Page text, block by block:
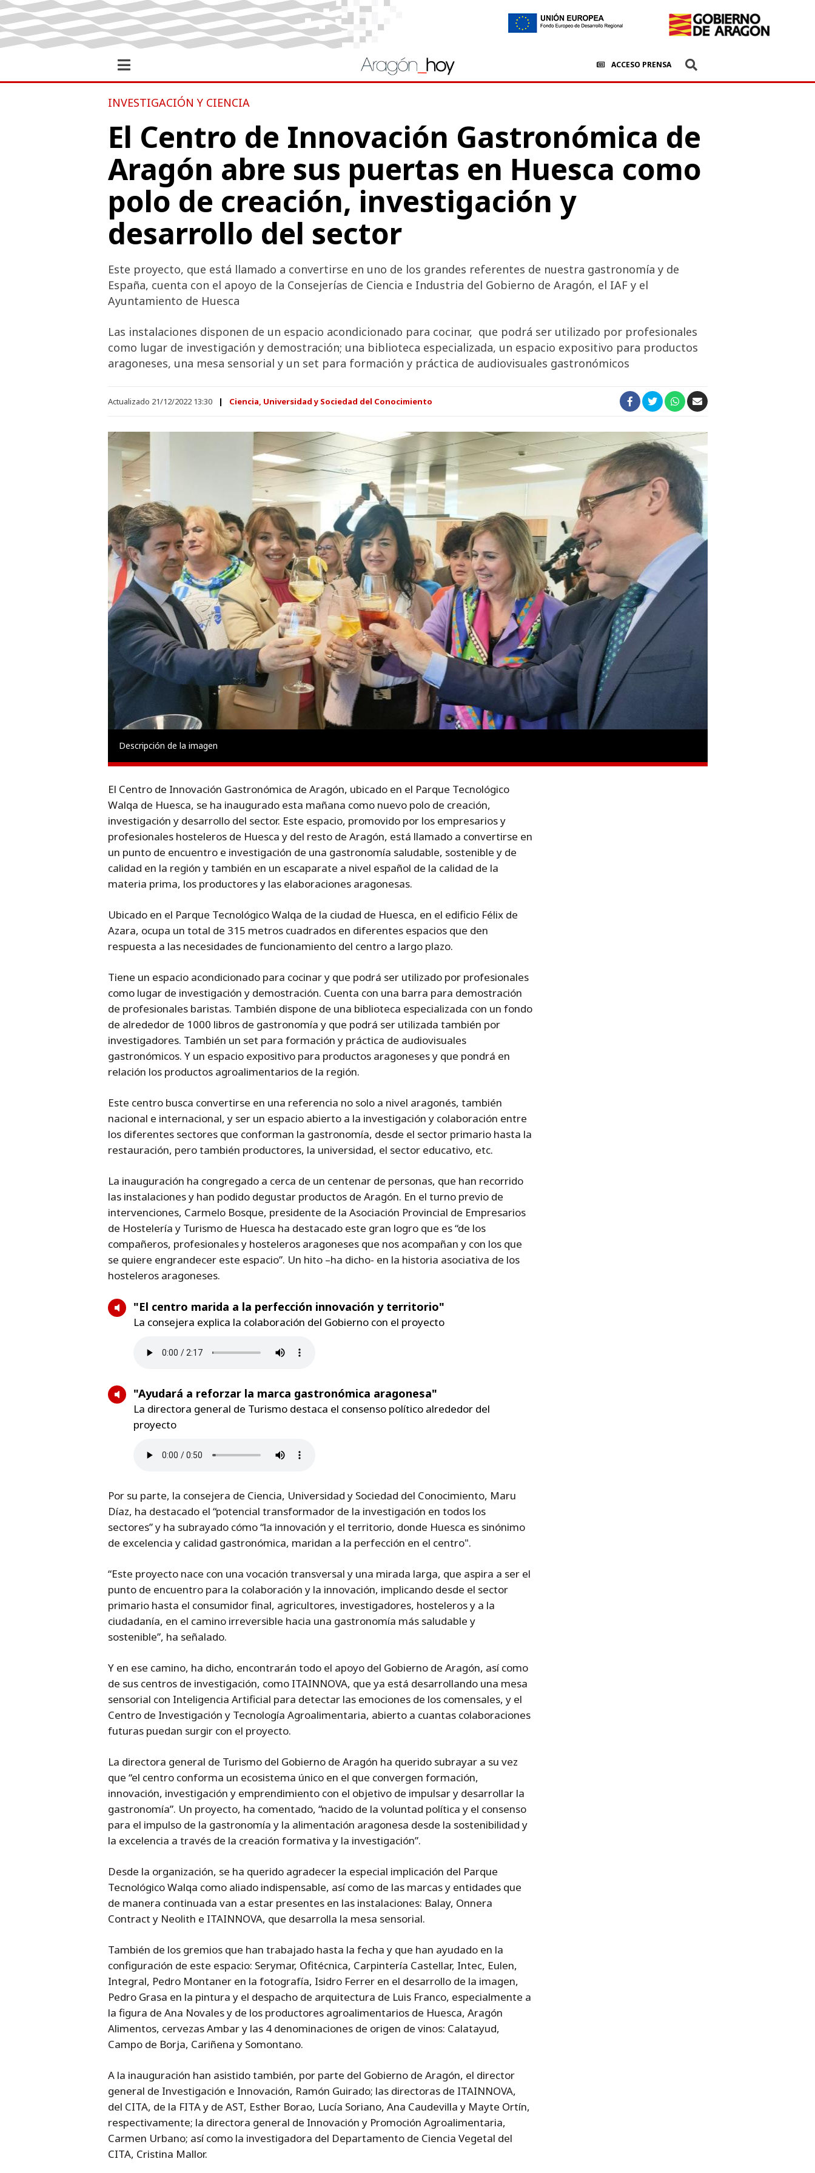
ACCESO PRENSA
INVESTIGACIÓN Y CIENCIA
El Centro de Innovación Gastronómica de
Aragón abre sus puertas en Huesca como
polo de creación, investigación y
desarrollo del sector
Este proyecto, que está llamado a convertirse en uno de los grandes referentes de nuestra gastronomía y de
España, cuenta con el apoyo de la Consejerías de Ciencia e Industria del Gobierno de Aragón, el IAF y el
Ayuntamiento de Huesca
Las instalaciones disponen de un espacio acondicionado para cocinar, que podrá ser utilizado por profesionales
como lugar de investigación y demostración; una biblioteca especializada, un espacio expositivo para productos
aragoneses, una mesa sensorial y un set para formación y práctica de audiovisuales gastronómicos
Actualizado 21/12/2022 13:30 Ciencia, Universidad y Sociedad del Conocimiento
Descripción de la imagen
El Centro de Innovación Gastronómica de Aragón, ubicado en el Parque Tecnológico
Walqa de Huesca, se ha inaugurado esta mañana como nuevo polo de creación,
investigación y desarrollo del sector. Este espacio, promovido por los empresarios y
profesionales hosteleros de Huesca y del resto de Aragón, está llamado a convertirse en
un punto de encuentro e investigación de una gastronomía saludable, sostenible y de
calidad en la región y también en un escaparate a nivel español de la calidad de la
materia prima, los productores y las elaboraciones aragonesas.
Ubicado en el Parque Tecnológico Walqa de la ciudad de Huesca, en el edificio Félix de
Azara, ocupa un total de 315 metros cuadrados en diferentes espacios que den
respuesta a las necesidades de funcionamiento del centro a largo plazo.
Tiene un espacio acondicionado para cocinar y que podrá ser utilizado por profesionales
como lugar de investigación y demostración. Cuenta con una barra para demostración
de profesionales baristas. También dispone de una biblioteca especializada con un fondo
de alrededor de 1000 libros de gastronomía y que podrá ser utilizada también por
investigadores. También un set para formación y práctica de audiovisuales
gastronómicos. Y un espacio expositivo para productos aragoneses y que pondrá en
relación los productos agroalimentarios de la región.
Este centro busca convertirse en una referencia no solo a nivel aragonés, también
nacional e internacional, y ser un espacio abierto a la investigación y colaboración entre
los diferentes sectores que conforman la gastronomía, desde el sector primario hasta la
restauración, pero también productores, la universidad, el sector educativo, etc.
La inauguración ha congregado a cerca de un centenar de personas, que han recorrido
las instalaciones y han podido degustar productos de Aragón. En el turno previo de
intervenciones, Carmelo Bosque, presidente de la Asociación Provincial de Empresarios
de Hostelería y Turismo de Huesca ha destacado este gran logro que es “de los
compañeros, profesionales y hosteleros aragoneses que nos acompañan y con los que
se quiere engrandecer este espacio”. Un hito –ha dicho- en la historia asociativa de los
hosteleros aragoneses.
"El centro marida a la perfección innovación y territorio"
La consejera explica la colaboración del Gobierno con el proyecto
"Ayudará a reforzar la marca gastronómica aragonesa"
La directora general de Turismo destaca el consenso político alrededor del
proyecto
Por su parte, la consejera de Ciencia, Universidad y Sociedad del Conocimiento, Maru
Díaz, ha destacado el “potencial transformador de la investigación en todos los
sectores” y ha subrayado cómo “la innovación y el territorio, donde Huesca es sinónimo
de excelencia y calidad gastronómica, maridan a la perfección en el centro".
“Este proyecto nace con una vocación transversal y una mirada larga, que aspira a ser el
punto de encuentro para la colaboración y la innovación, implicando desde el sector
primario hasta el consumidor final, agricultores, investigadores, hosteleros y a la
ciudadanía, en el camino irreversible hacia una gastronomía más saludable y
sostenible”, ha señalado.
Y en ese camino, ha dicho, encontrarán todo el apoyo del Gobierno de Aragón, así como
de sus centros de investigación, como ITAINNOVA, que ya está desarrollando una mesa
sensorial con Inteligencia Artificial para detectar las emociones de los comensales, y el
Centro de Investigación y Tecnología Agroalimentaria, abierto a cuantas colaboraciones
futuras puedan surgir con el proyecto.
La directora general de Turismo del Gobierno de Aragón ha querido subrayar a su vez
que “el centro conforma un ecosistema único en el que convergen formación,
innovación, investigación y emprendimiento con el objetivo de impulsar y desarrollar la
gastronomía”. Un proyecto, ha comentado, “nacido de la voluntad política y el consenso
para el impulso de la gastronomía y la alimentación aragonesa desde la sostenibilidad y
la excelencia a través de la creación formativa y la investigación”.
Desde la organización, se ha querido agradecer la especial implicación del Parque
Tecnológico Walqa como aliado indispensable, así como de las marcas y entidades que
de manera continuada van a estar presentes en las instalaciones: Balay, Onnera
Contract y Neolith e ITAINNOVA, que desarrolla la mesa sensorial.
También de los gremios que han trabajado hasta la fecha y que han ayudado en la
configuración de este espacio: Serymar, Ofitécnica, Carpintería Castellar, Intec, Eulen,
Integral, Pedro Montaner en la fotografía, Isidro Ferrer en el desarrollo de la imagen,
Pedro Grasa en la pintura y el despacho de arquitectura de Luis Franco, especialmente a
la figura de Ana Novales y de los productores agroalimentarios de Huesca, Aragón
Alimentos, cervezas Ambar y las 4 denominaciones de origen de vinos: Calatayud,
Campo de Borja, Cariñena y Somontano.
A la inauguración han asistido también, por parte del Gobierno de Aragón, el director
general de Investigación e Innovación, Ramón Guirado; las directoras de ITAINNOVA,
del CITA, de la FITA y de AST, Esther Borao, Lucía Soriano, Ana Caudevilla y Mayte Ortín,
respectivamente; la directora general de Innovación y Promoción Agroalimentaria,
Carmen Urbano; así como la investigadora del Departamento de Ciencia Vegetal del
CITA, Cristina Mallor.